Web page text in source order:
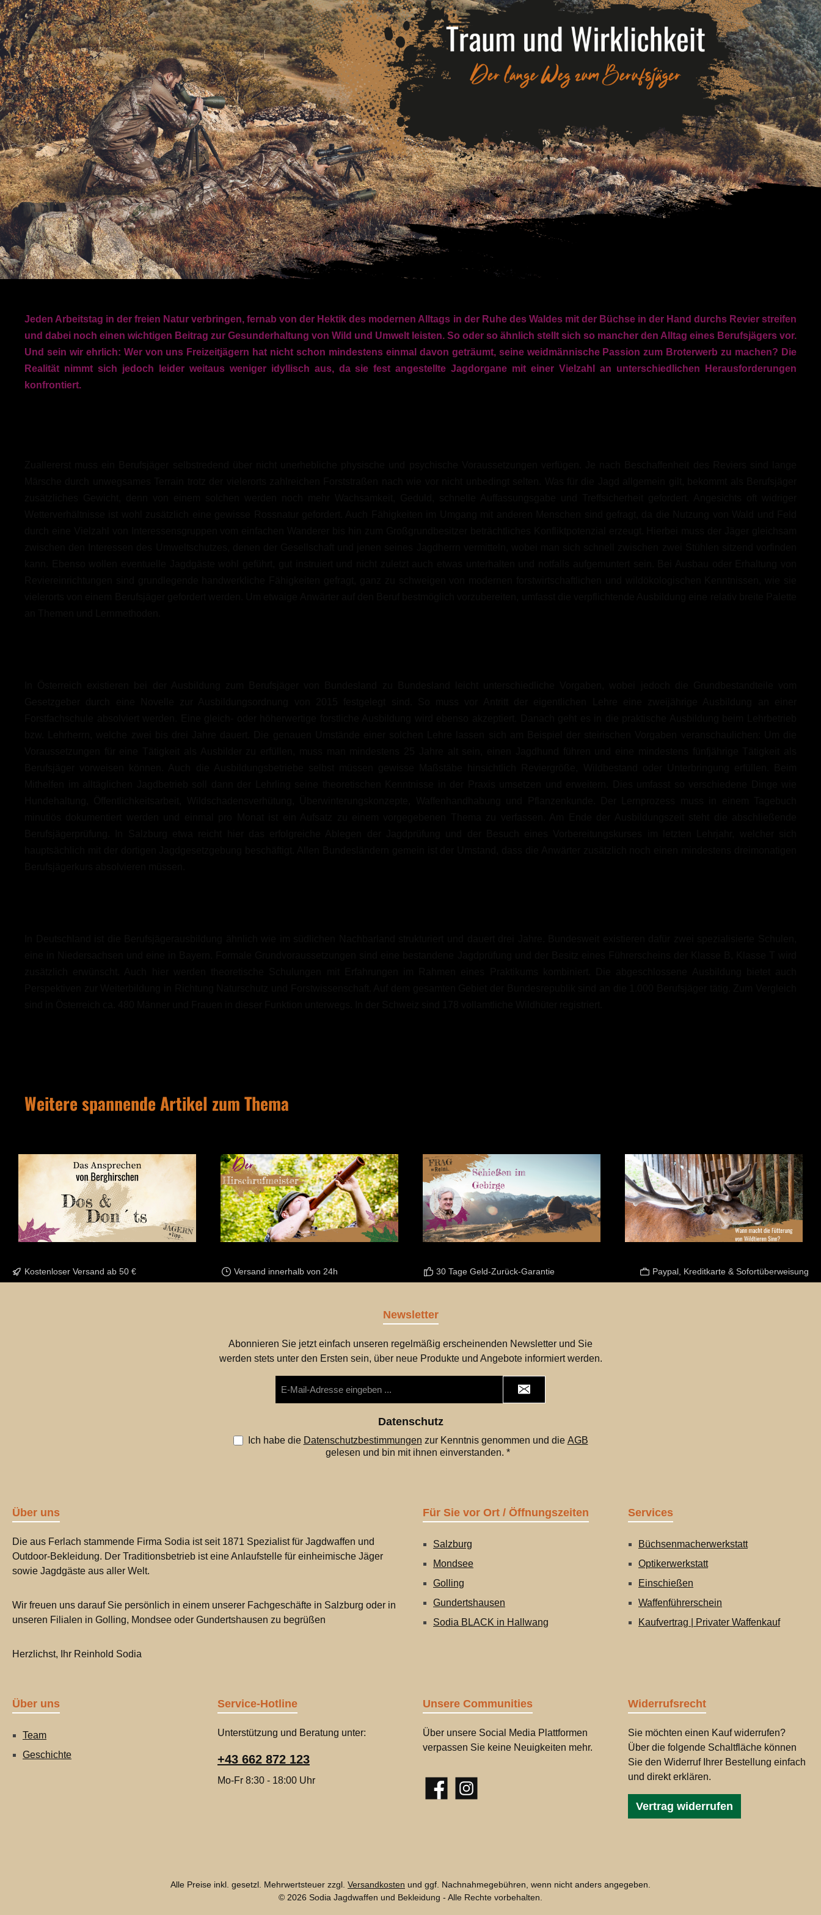
Jeden Arbeitstag in der freien Natur verbringen, fernab von der Hektik des modernen Alltags in der Ruhe des Waldes mit der Büchse in der Hand durchs Revier streifen
und dabei noch einen wichtigen Beitrag zur Gesunderhaltung von Wild und Umwelt leisten. So oder so ähnlich stellt sich so mancher den Alltag eines Berufsjägers vor.
Und sein wir ehrlich: Wer von uns Freizeitjägern hat nicht schon mindestens einmal davon geträumt, seine weidmännische Passion zum Broterwerb zu machen? Die
Realität nimmt sich jedoch leider weitaus weniger idyllisch aus, da sie fest angestellte Jagdorgane mit einer Vielzahl an unterschiedlichen Herausforderungen
konfrontiert.
Weitere spannende Artikel zum Thema
Kostenloser Versand ab 50 € Versand innerhalb von 24h 30 Tage Geld-Zurück-Garantie Paypal, Kreditkarte & Sofortüberweisung
Newsletter
Abonnieren Sie jetzt einfach unseren regelmäßig erscheinenden Newsletter und Sie
werden stets unter den Ersten sein, über neue Produkte und Angebote informiert werden.
Mail-
Datenschutz
Ich habe die Datenschutzbestimmungen zur Kenntnis genommen und die AGB
gelesen und bin mit ihnen einverstanden. *
Über uns
Die aus Ferlach stammende Firma Sodia ist seit 1871 Spezialist für Jagdwaffen und
Outdoor-Bekleidung. Der Traditionsbetrieb ist eine Anlaufstelle für einheimische Jäger
sowie Jagdgäste aus aller Welt.
Wir freuen uns darauf Sie persönlich in einem unserer Fachgeschäfte in Salzburg oder in
unseren Filialen in Golling, Mondsee oder Gundertshausen zu begrüßen
Herzlichst, Ihr Reinhold Sodia
Für Sie vor Ort / Öffnungszeiten
Salzburg
Mondsee
Golling
Gundertshausen
Sodia BLACK in Hallwang
Services
Büchsenmacherwerkstatt
Optikerwerkstatt
Einschießen
Waffenführerschein
Kaufvertrag | Privater Waffenkauf
Über uns
Team
Geschichte
Service-Hotline
Unterstützung und Beratung unter:
+43 662 872 123
Mo-Fr 8:30 - 18:00 Uhr
Unsere Communities
Über unsere Social Media Plattformen
verpassen Sie keine Neuigkeiten mehr.
FacebookInstagram
Widerrufsrecht
Sie möchten einen Kauf widerrufen?
Über die folgende Schaltfläche können
Sie den Widerruf Ihrer Bestellung einfach
und direkt erklären.
Vertrag widerrufen
Alle Preise inkl. gesetzl. Mehrwertsteuer zzgl. Versandkosten und ggf. Nachnahmegebühren, wenn nicht anders angegeben.
© 2026 Sodia Jagdwaffen und Bekleidung - Alle Rechte vorbehalten.